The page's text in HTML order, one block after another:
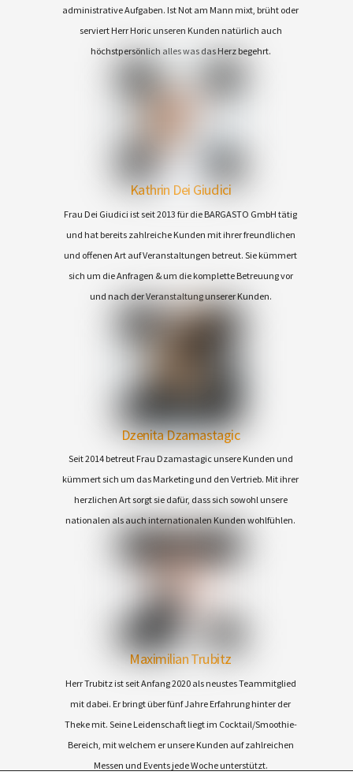
administrative Aufgaben. Ist Not am Mann mixt, brüht oder
serviert Herr Horic unseren Kunden natürlich auch
höchstpersönlich alles was das Herz begehrt.
Kathrin Dei Giudici
Frau Dei Giudici ist seit 2013 für die BARGASTO GmbH tätig
und hat bereits zahlreiche Kunden mit ihrer freundlichen
und offenen Art auf Veranstaltungen betreut. Sie kümmert
sich um die Anfragen & um die komplette Betreuung vor
und nach der Veranstaltung unserer Kunden.
Dzenita Dzamastagic
Seit 2014 betreut Frau Dzamastagic unsere Kunden und
kümmert sich um das Marketing und den Vertrieb. Mit ihrer
herzlichen Art sorgt sie dafür, dass sich sowohl unsere
nationalen als auch internationalen Kunden wohlfühlen.
Maximilian Trubitz
Herr Trubitz ist seit Anfang 2020 als neustes Teammitglied
mit dabei. Er bringt über fünf Jahre Erfahrung hinter der
Theke mit. Seine Leidenschaft liegt im Cocktail/Smoothie-
Bereich, mit welchem er unsere Kunden auf zahlreichen
Messen und Events jede Woche unterstützt.